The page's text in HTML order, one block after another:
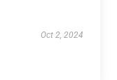
Oct 2, 2024